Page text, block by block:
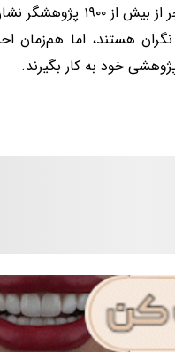
«ترس از عقب‌ماندن» شده‌اند. نتایج
هستند، اما هم‌زمان
خود به کار بگیرند.